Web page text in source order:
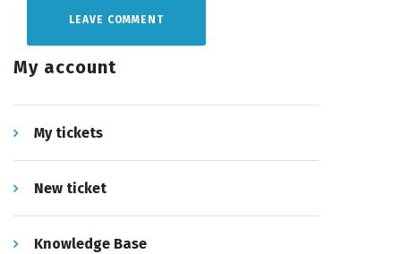
LEAVE COMMENT
My account
My tickets
New ticket
Knowledge Base